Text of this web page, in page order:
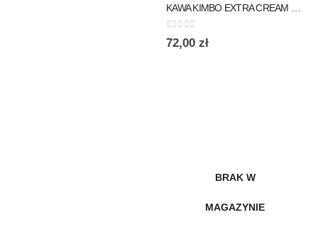
0out of 5
72,00 zł
BRAK W
MAGAZYNIE